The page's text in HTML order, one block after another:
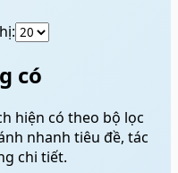
có
hiện có theo bộ lọc
nhanh tiêu đề, tác
chi tiết.